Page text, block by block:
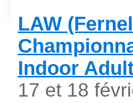
LAW
Indoor
17 et 18